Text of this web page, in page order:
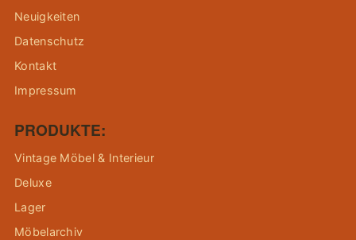
Neuigkeiten
Datenschutz
Kontakt
Impressum
PRODUKTE:
Vintage Möbel & Interieur
Deluxe
Lager
Möbelarchiv